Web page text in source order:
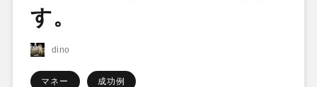
す。
dino
マネー 成功例